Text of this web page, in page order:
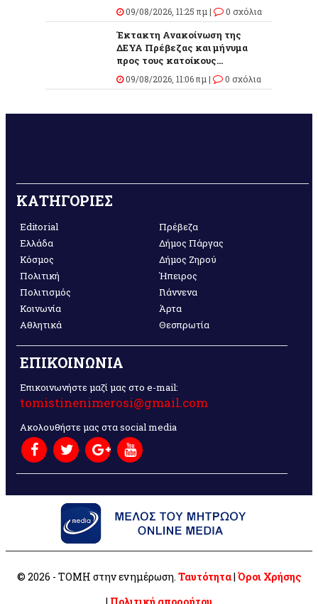
09/08/2026, 11:25 πμ | 0 σχόλια
Έκτακτη Ανακοίνωση της
ΔΕΥΑ Πρέβεζας και μήνυμα
προς τους κατοίκους...
09/08/2026, 11:06 πμ | 0 σχόλια
ΚΑΤΗΓΟΡΙΕΣ
Editorial
Ελλάδα
Κόσμος
Πολιτική
Πολιτισμός
Κοινωνία
Αθλητικά
Πρέβεζα
Δήμος Πάργας
Δήμος Ζηρού
Ήπειρος
Γιάννενα
Άρτα
Θεσπρωτία
ΕΠΙΚΟΙΝΩΝΙΑ
Επικοινωνήστε μαζί μας στο e-mail:
tomistinenimerosi@gmail.com
Ακολουθήστε μας στα social media
© 2026 - ΤΟΜΗ στην ενημέρωση. Ταυτότητα| Όροι Χρήσης
| Πολιτική απορρήτου